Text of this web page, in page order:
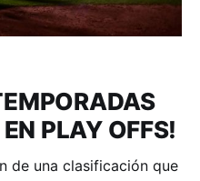
PLAY OFFS!
de una clasificación que